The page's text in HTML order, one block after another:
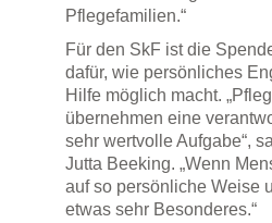
Pflegefamilien.“
Für den SkF ist die
dafür, wie persönliches
Hilfe möglich macht.
übernehmen eine
sehr wertvolle Aufgabe“,
Jutta Beeking. „Wenn
auf so persönliche Weise
etwas sehr Besonderes.“